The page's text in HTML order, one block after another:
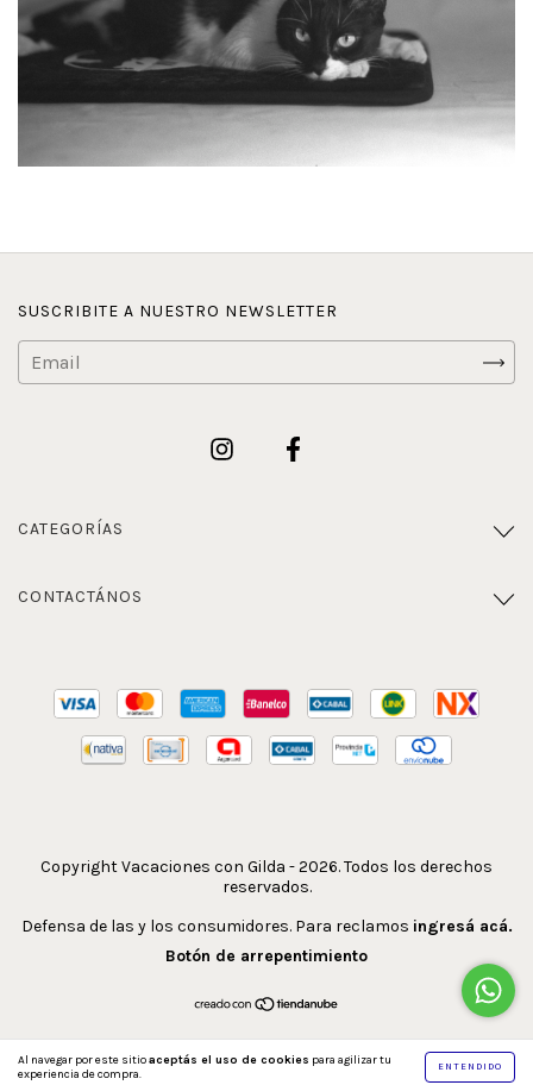
Al navegar por este sitioaceptás el uso de cookies para agilizar tu
experiencia de compra.
ENTENDIDO
SUSCRIBITE A NUESTRO NEWSLETTER
CATEGORÍAS
CONTACTÁNOS
Copyright Vacaciones con Gilda - 2026. Todos los derechos
reservados.
Defensa de las y los consumidores. Para reclamos ingresá acá.
Botón de arrepentimiento